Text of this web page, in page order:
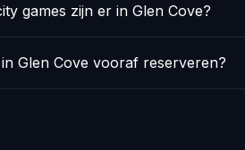
games zijn er in Glen Cove?
Glen Cove vooraf reserveren?